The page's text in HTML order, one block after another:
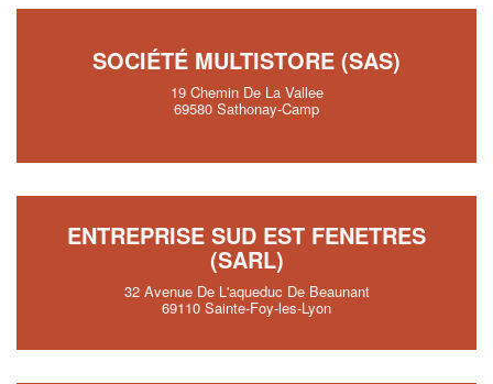
SOCIÉTÉ MULTISTORE (SAS)
19 Chemin De La Vallee
69580 Sathonay-Camp
ENTREPRISE SUD EST FENETRES
(SARL)
32 Avenue De L'aqueduc De Beaunant
69110 Sainte-Foy-les-Lyon